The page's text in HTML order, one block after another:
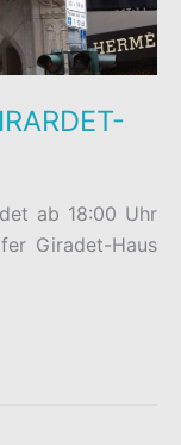
ab 18:00 Uhr
Giradet-Haus